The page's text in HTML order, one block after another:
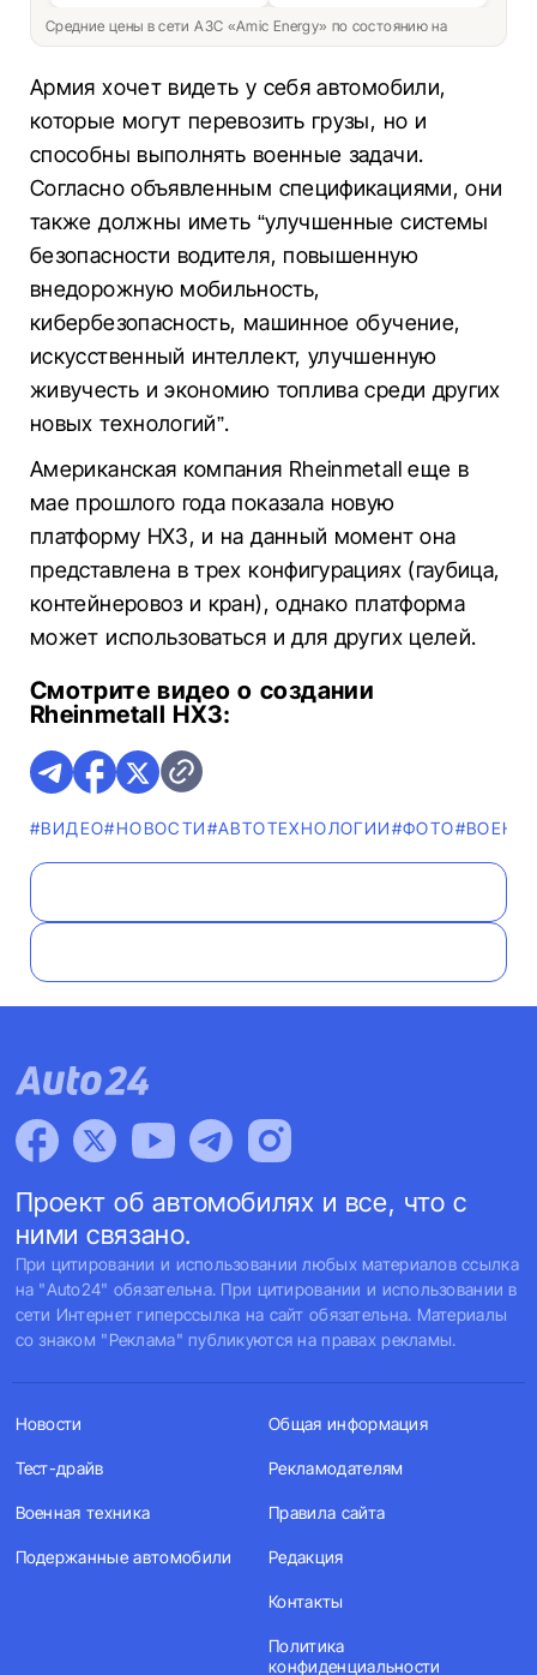
Средние цены в сети АЗС «Amic Energy» по состоянию на
Армия хочет видеть у себя автомобили,
которые могут перевозить грузы, но и
способны выполнять военные задачи.
Согласно объявленным спецификациями, они
также должны иметь “улучшенные системы
безопасности водителя, повышенную
внедорожную мобильность,
кибербезопасность, машинное обучение,
искусственный интеллект, улучшенную
живучесть и экономию топлива среди других
новых технологий”.
Американская компания Rheinmetall еще в
мае прошлого года показала новую
платформу HX3, и на данный момент она
представлена в трех конфигурациях (гаубица,
контейнеровоз и кран), однако платформа
может использоваться и для других целей.
Смотрите видео о создании
Rheinmetall HX3:
#ВИДЕО#НОВОСТИ#АВТОТЕХНОЛОГИИ#ФОТО
Проект об автомобилях и все, что с
ними связано.
При цитировании и использовании любых материалов ссылка
на "Auto24" обязательна. При цитировании и использовании в
сети Интернет гиперссылка на сайт обязательна. Материалы
со знаком "Реклама" публикуются на правах рекламы.
Новости
Тест-драйв
Военная техника
Подержанные автомобили
Общая информация
Рекламодателям
Правила сайта
Редакция
Контакты
Политика
конфиденциальности